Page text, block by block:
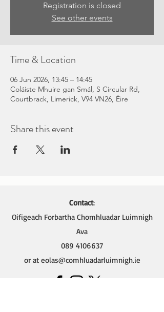
Registration is closed
See other events
Time & Location
06 Jun 2026, 13:45 – 14:45
Coláiste Mhuire gan Smál, S Circular Rd,
Courtbrack, Limerick, V94 VN26, Éire
Share this event
Contact:
Oifigeach Forbartha Chomhluadar Luimnigh
Ava
089 4106637
or at eolas@comhluadarluimnigh.ie